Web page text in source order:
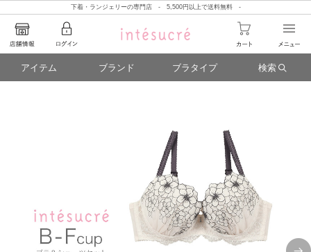
下着・ランジェリーの専門店 - 5,500円以上で送料無料 -
アイテム ブランド ブラタイプ 検索